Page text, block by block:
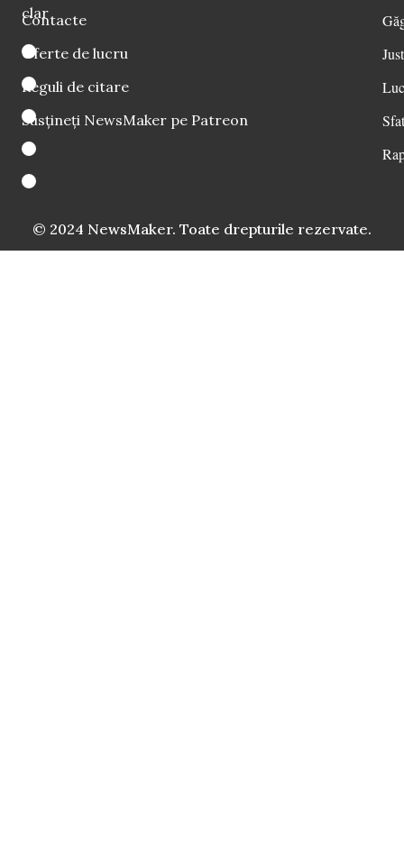
clar
Contacte
Oferte de lucru
Reguli de citare
Susțineți NewsMaker pe Patreon
© 2024 NewsMaker. Toate drepturile rezervate.